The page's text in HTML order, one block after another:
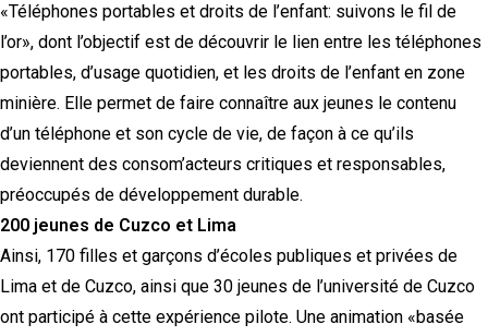
«Téléphones portables et droits de l’enfant: suivons le fil de
l’or», dont l’objectif est de découvrir le lien entre les téléphones
portables, d’usage quotidien, et les droits de l’enfant en zone
minière. Elle permet de faire connaître aux jeunes le contenu
d’un téléphone et son cycle de vie, de façon à ce qu’ils
deviennent des consom’acteurs critiques et responsables,
préoccupés de développement durable.
200 jeunes de Cuzco et Lima
Ainsi, 170 filles et garçons d’écoles publiques et privées de
Lima et de Cuzco, ainsi que 30 jeunes de l’université de Cuzco
ont participé à cette expérience pilote. Une animation «basée